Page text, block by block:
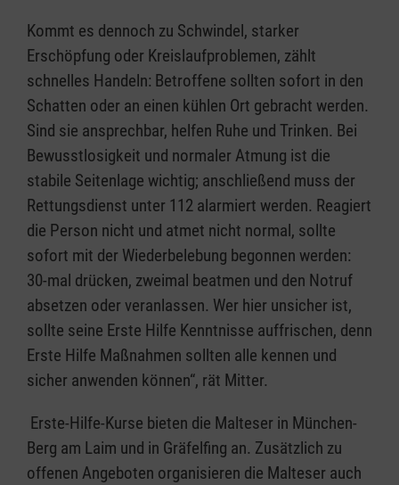
Kommt es dennoch zu Schwindel, starker
Erschöpfung oder Kreislaufproblemen, zählt
schnelles Handeln: Betroffene sollten sofort in den
Schatten oder an einen kühlen Ort gebracht werden.
Sind sie ansprechbar, helfen Ruhe und Trinken. Bei
Bewusstlosigkeit und normaler Atmung ist die
stabile Seitenlage wichtig; anschließend muss der
Rettungsdienst unter 112 alarmiert werden. Reagiert
die Person nicht und atmet nicht normal, sollte
sofort mit der Wiederbelebung begonnen werden:
30-mal drücken, zweimal beatmen und den Notruf
absetzen oder veranlassen. Wer hier unsicher ist,
sollte seine Erste Hilfe Kenntnisse auffrischen, denn
Erste Hilfe Maßnahmen sollten alle kennen und
sicher anwenden können“, rät Mitter.
Erste-Hilfe-Kurse bieten die Malteser in München-
Berg am Laim und in Gräfelfing an. Zusätzlich zu
offenen Angeboten organisieren die Malteser auch